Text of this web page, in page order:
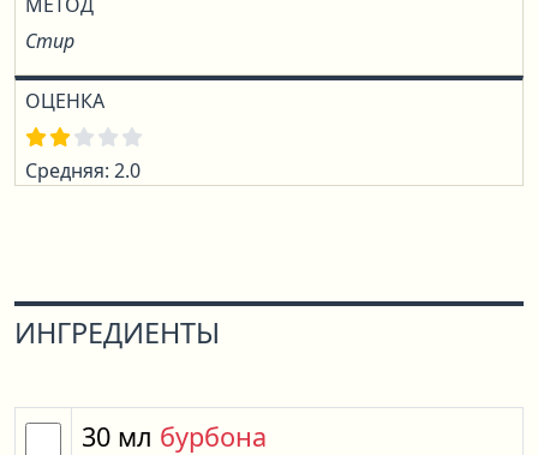
Стир
ОЦЕНКА
Средняя: 2.0
ИНГРЕДИЕНТЫ
30 мл бурбона